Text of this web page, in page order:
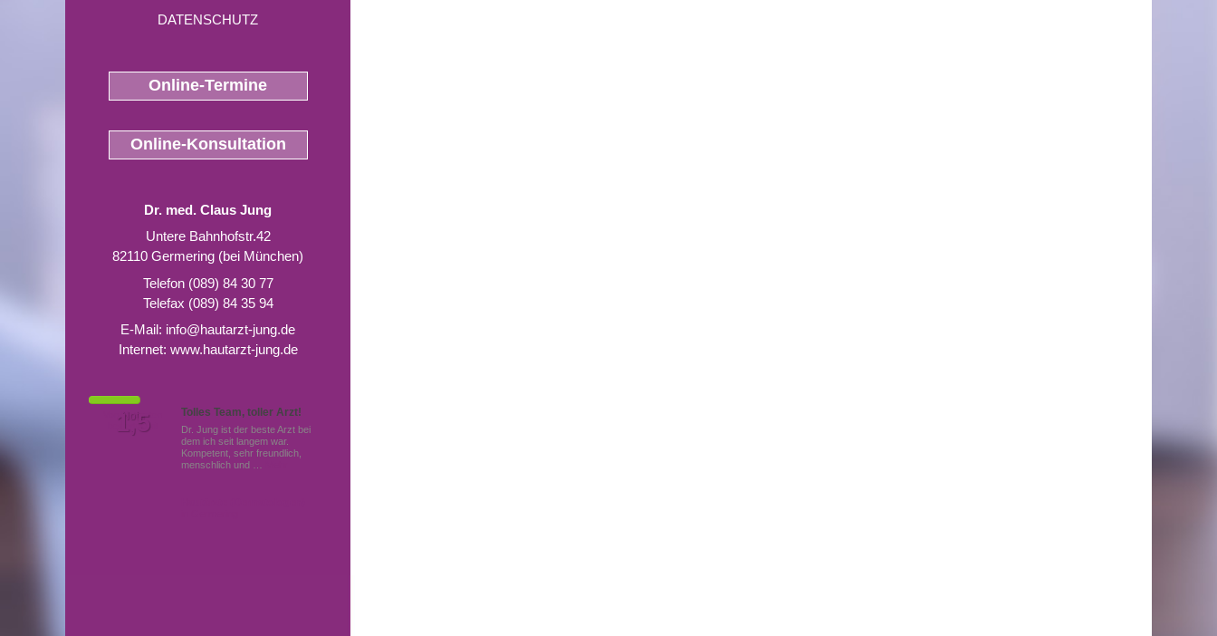
DATENSCHUTZ
Online-Termine
Online-Konsultation
Dr. med. Claus Jung
Untere Bahnhofstr.42
82110 Germering (bei München)
Telefon (089) 84 30 77
Telefax (089) 84 35 94
E-Mail: info@hautarzt-jung.de
Internet: www.hautarzt-jung.de
Tolles Team, toller Arzt!
Dr. Jung ist der beste Arzt bei
dem ich seit langem war.
Kompetent, sehr freundlich,
menschlich und …
Von Patienten
bewertet mit
Note
1,5